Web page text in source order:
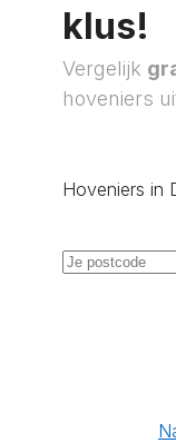
klus!
Vergelijk
hoveniers
Hoveniers in